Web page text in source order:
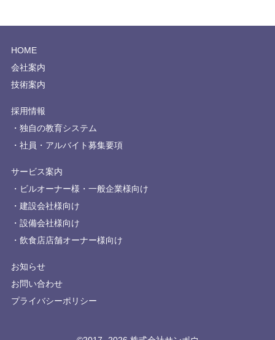
HOME
会社案内
技術案内
採用情報
独自の教育システム
社員・アルバイト募集要項
サービス案内
ビルオーナー様・一般企業様向け
建設会社様向け
設備会社様向け
飲食店店舗オーナー様向け
お知らせ
お問い合わせ
プライバシーポリシー